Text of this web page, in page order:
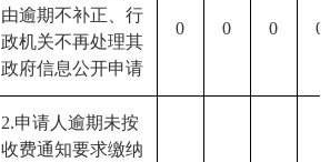
由逾期不补正、行
政机关不再处理其
政府信息公开申请
0 0 0 0
2.申请人逾期未按
收费通知要求缴纳